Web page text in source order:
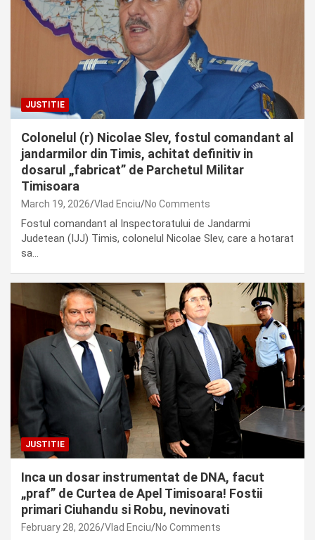
JUSTITIE
Colonelul (r) Nicolae Slev, fostul comandant al
jandarmilor din Timis, achitat definitiv in
dosarul „fabricat” de Parchetul Militar
Timisoara
March 19, 2026 Vlad Enciu No Comments
Fostul comandant al Inspectoratului de Jandarmi
Judetean (IJJ) Timis, colonelul Nicolae Slev, care a hotarat
sa…
JUSTITIE
Inca un dosar instrumentat de DNA, facut
„praf” de Curtea de Apel Timisoara! Fostii
primari Ciuhandu si Robu, nevinovati
February 28, 2026 Vlad Enciu No Comments